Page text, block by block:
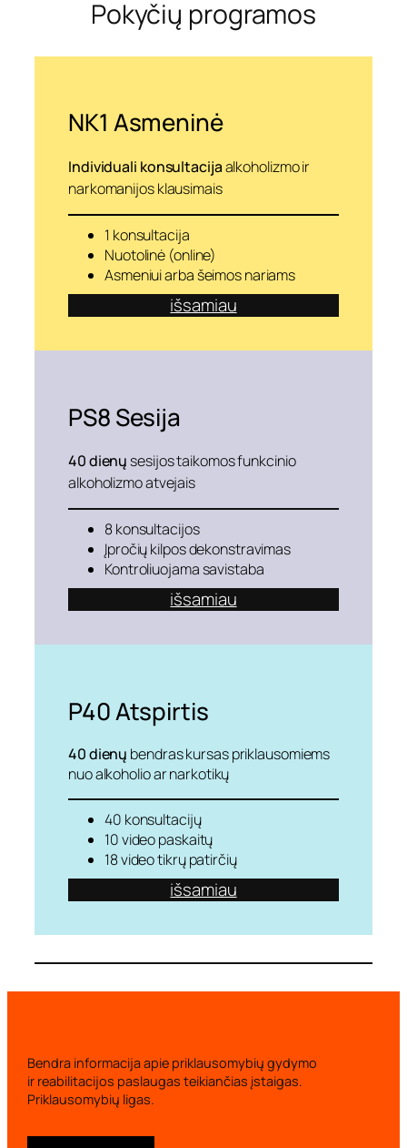
o
Pokyčių programos
NK1 Asmeninė
Individuali konsultacijaalkoholizmo ir
narkomanijos klausimais
1 konsultacija
Nuotolinė (online)
Asmeniui arba šeimos nariams
išsamiau
PS8Sesija
40 dienų sesijos taikomos funkcinio
alkoholizmo atvejais
8 konsultacijos
Įpročių kilpos dekonstravimas
Kontroliuojama savistaba
išsamiau
P40Atspirtis
40 dienų bendras kursas priklausomiems
nuo alkoholio ar narkotikų
40 konsultacijų
10 video paskaitų
18 video tikrų patirčių
išsamiau
Bendra informacija apie priklausomybių gydymo
ir reabilitacijos paslaugas teikiančias įstaigas.
Priklausomybių ligas.